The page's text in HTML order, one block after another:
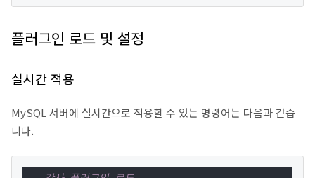
플러그인 로드 및 설정
실시간 적용
MySQL 서버에 실시간으로 적용할 수 있는 명령어는 다음과 같습
니다.